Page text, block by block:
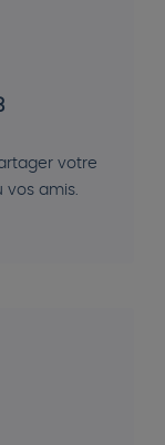
votre
vos amis.